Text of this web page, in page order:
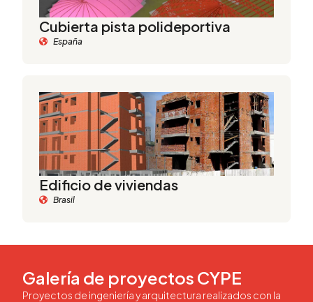
Cubierta pista polideportiva
España
Edificio de viviendas
Brasil
Galería de proyectos CYPE
Proyectos de ingeniería y arquitectura realizados con la